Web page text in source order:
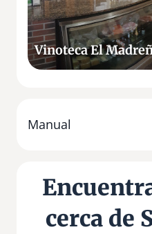
Vinoteca El
c
a
E
l
M
r
Manual
cerca de